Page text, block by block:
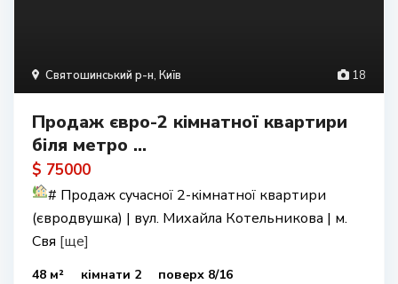
18
Святошинський р-н, Київ
Продаж євро-2 кімнатної квартири
біля метро ...
$ 75000
# Продаж сучасної 2-кімнатної квартири
(євродвушка) | вул. Михайла Котельникова | м.
Свя [ще]
48 м² кімнати 2 поверх 8/16